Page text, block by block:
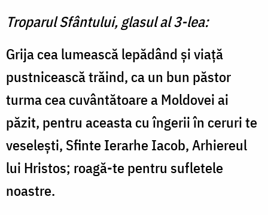
Troparul Sfântului, glasul al 3-lea:
Grija cea lumească lepă­dând şi viaţă
pustnicească tră­ind, ca un bun păstor
turma cea cuvântătoare a Moldovei ai
păzit, pentru aceasta cu îngerii în ceruri te
veseleşti, Sfinte Ierarhe Iacob, Arhiereul
lui Hristos; roagă-te pentru sufle­tele
noastre.